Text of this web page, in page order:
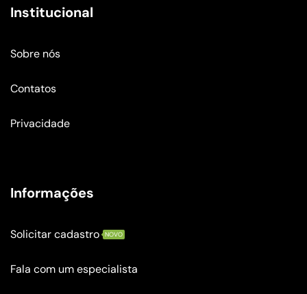
Institucional
Sobre nós
Contatos
Privacidade
Informações
Solicitar cadastro NOVO
Fala com um especialista